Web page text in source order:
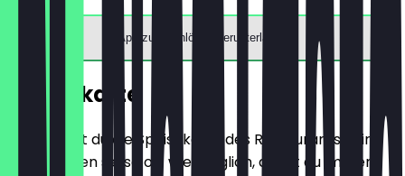
App zum Einlösen herunterladen
Speisekarte
Hier findest du die Speisekarte des Restaurants. Wir
aktualisieren sie so oft wie möglich, damit du immer